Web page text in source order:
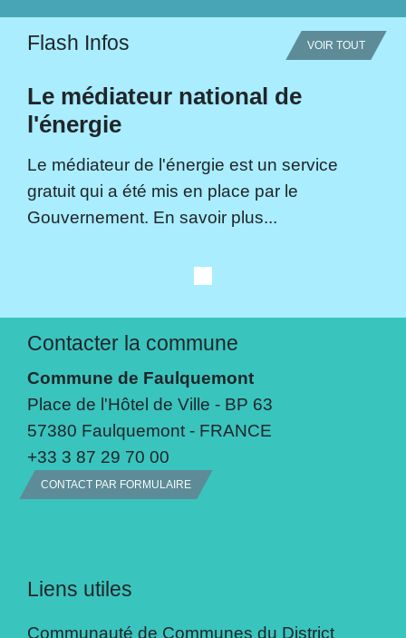
Flash Infos VOIR TOUT
Le médiateur national de
l'énergie
Le médiateur de l'énergie est un service
gratuit qui a été mis en place par le
Gouvernement. En savoir plus...
Contacter la commune
Commune de Faulquemont
Place de l'Hôtel de Ville - BP 63
57380 Faulquemont - FRANCE
+33 3 87 29 70 00
CONTACT PAR FORMULAIRE
Liens utiles
Communauté de Communes du District